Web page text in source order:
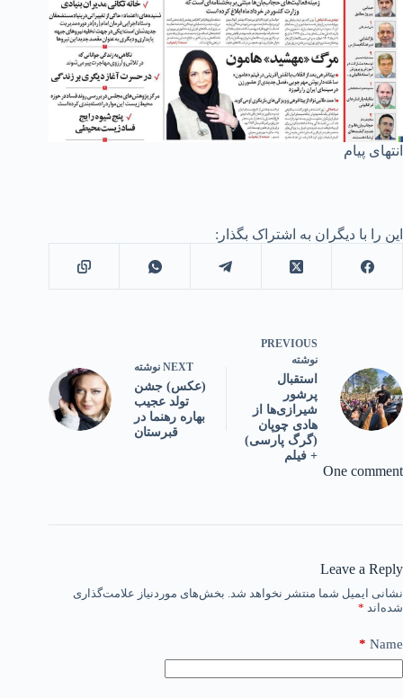
انتهای پیام
این را با دیگران به اشتراک بگذار:
PREVIOUS
نوشته
استقبال
پرشور
شیرازی‌ها از
هادی چوپان
(گرگ پارسی)
+ فیلم
NEXT نوشته
(عکس) جشن
تولد عجیب
بهاره رهنما در
قبرستان
One comment
Leave a Reply
نشانی ایمیل شما منتشر نخواهد شد. بخش‌های موردنیاز علامت‌گذاری
شده‌اند *
Name
*